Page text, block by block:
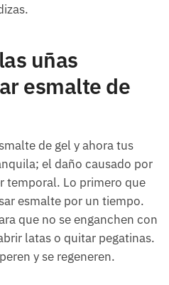
uñas
esmalte de
de gel y ahora tus
el daño causado por
temporal. Lo primero que
esmalte por un tiempo.
que no se enganchen con
latas o quitar pegatinas.
y se regeneren.